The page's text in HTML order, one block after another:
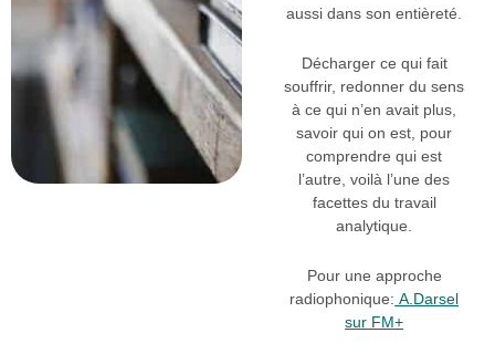
aussi dans son entièreté.
Décharger ce qui fait
souffrir, redonner du sens
à ce qui n’en avait plus,
savoir qui on est, pour
comprendre qui est
l’autre, voilà l’une des
facettes du travail
analytique.
Pour une approche
radiophonique: A.Darsel
sur FM+